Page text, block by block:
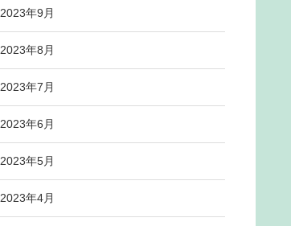
2023年9月
2023年8月
2023年7月
2023年6月
2023年5月
2023年4月